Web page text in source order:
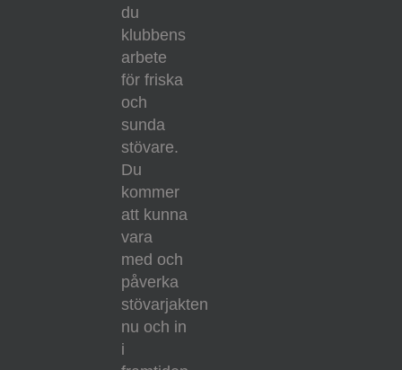
du
klubbens
arbete
för friska
och
sunda
stövare.
Du
kommer
att kunna
vara
med och
påverka
stövarjakten
nu och in
i